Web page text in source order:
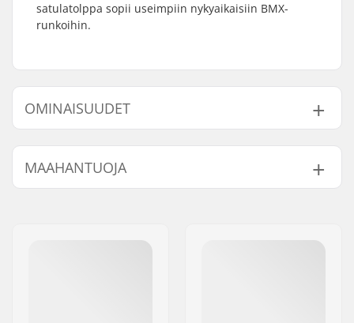
satulatolppa sopii useimpiin nykyaikaisiin BMX-
runkoihin.
OMINAISUUDET
Istuin:
Pivotal
Satulatolpan pituus:
BMX Satulatolpan
25.4mm
MAAHANTUOJA